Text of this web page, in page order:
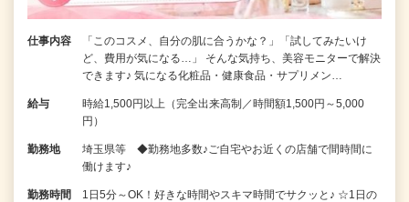
仕事内容
「このコスメ、自分の肌に合うかな？」「試してみたいけ
ど、費用が気になる…」 そんな気持ち、美容モニターで解決
できます♪ 気になる化粧品・健康食品・サプリメン…
給与
時給1,500円以上（完全出来高制／時間額1,500円～5,000
円）
勤務地
埼玉県等 ◆勤務地多数♪ご自宅やお近くの店舗で間時間に
働けます♪
勤務時間
1日5分～OK！好きな時間やスキマ時間でサクッと♪ ☆1日の